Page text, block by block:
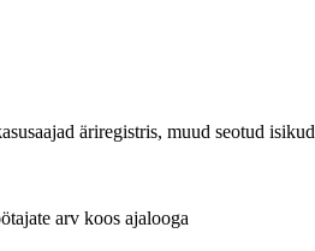
äriregistris, muud seotud isikud
arv koos ajalooga